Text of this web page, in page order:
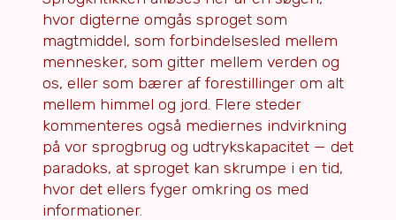
hvor digterne omgås sproget som
magtmiddel, som forbindelsesled mellem
mennesker, som gitter mellem verden og
os, eller som bærer af forestillinger om alt
mellem himmel og jord. Flere steder
kommenteres også mediernes indvirkning
på vor sprogbrug og udtrykskapacitet — det
paradoks, at sproget kan skrumpe i en tid,
hvor det ellers fyger omkring os med
informationer.